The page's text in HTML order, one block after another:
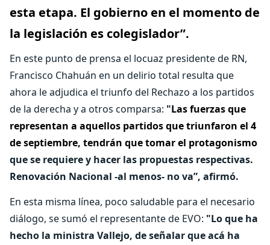
esta etapa. El gobierno en el momento de
la legislación es colegislador”.
En este punto de prensa el locuaz presidente de RN,
Francisco Chahuán en un delirio total resulta que
ahora le adjudica el triunfo del Rechazo a los partidos
de la derecha y a otros comparsa: "Las fuerzas que
representan a aquellos partidos que triunfaron el 4
de septiembre, tendrán que tomar el protagonismo
que se requiere y hacer las propuestas respectivas.
Renovación Nacional -al menos- no va”, afirmó.
En esta misma línea, poco saludable para el necesario
diálogo, se sumó el representante de EVO: "Lo que ha
hecho la ministra Vallejo, de señalar que acá ha